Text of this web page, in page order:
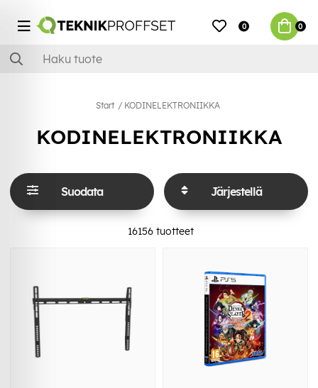
0 0
Start KODINELEKTRONIIKKA
KODINELEKTRONIIKKA
Suodata Järjestellä
16156tuotteet